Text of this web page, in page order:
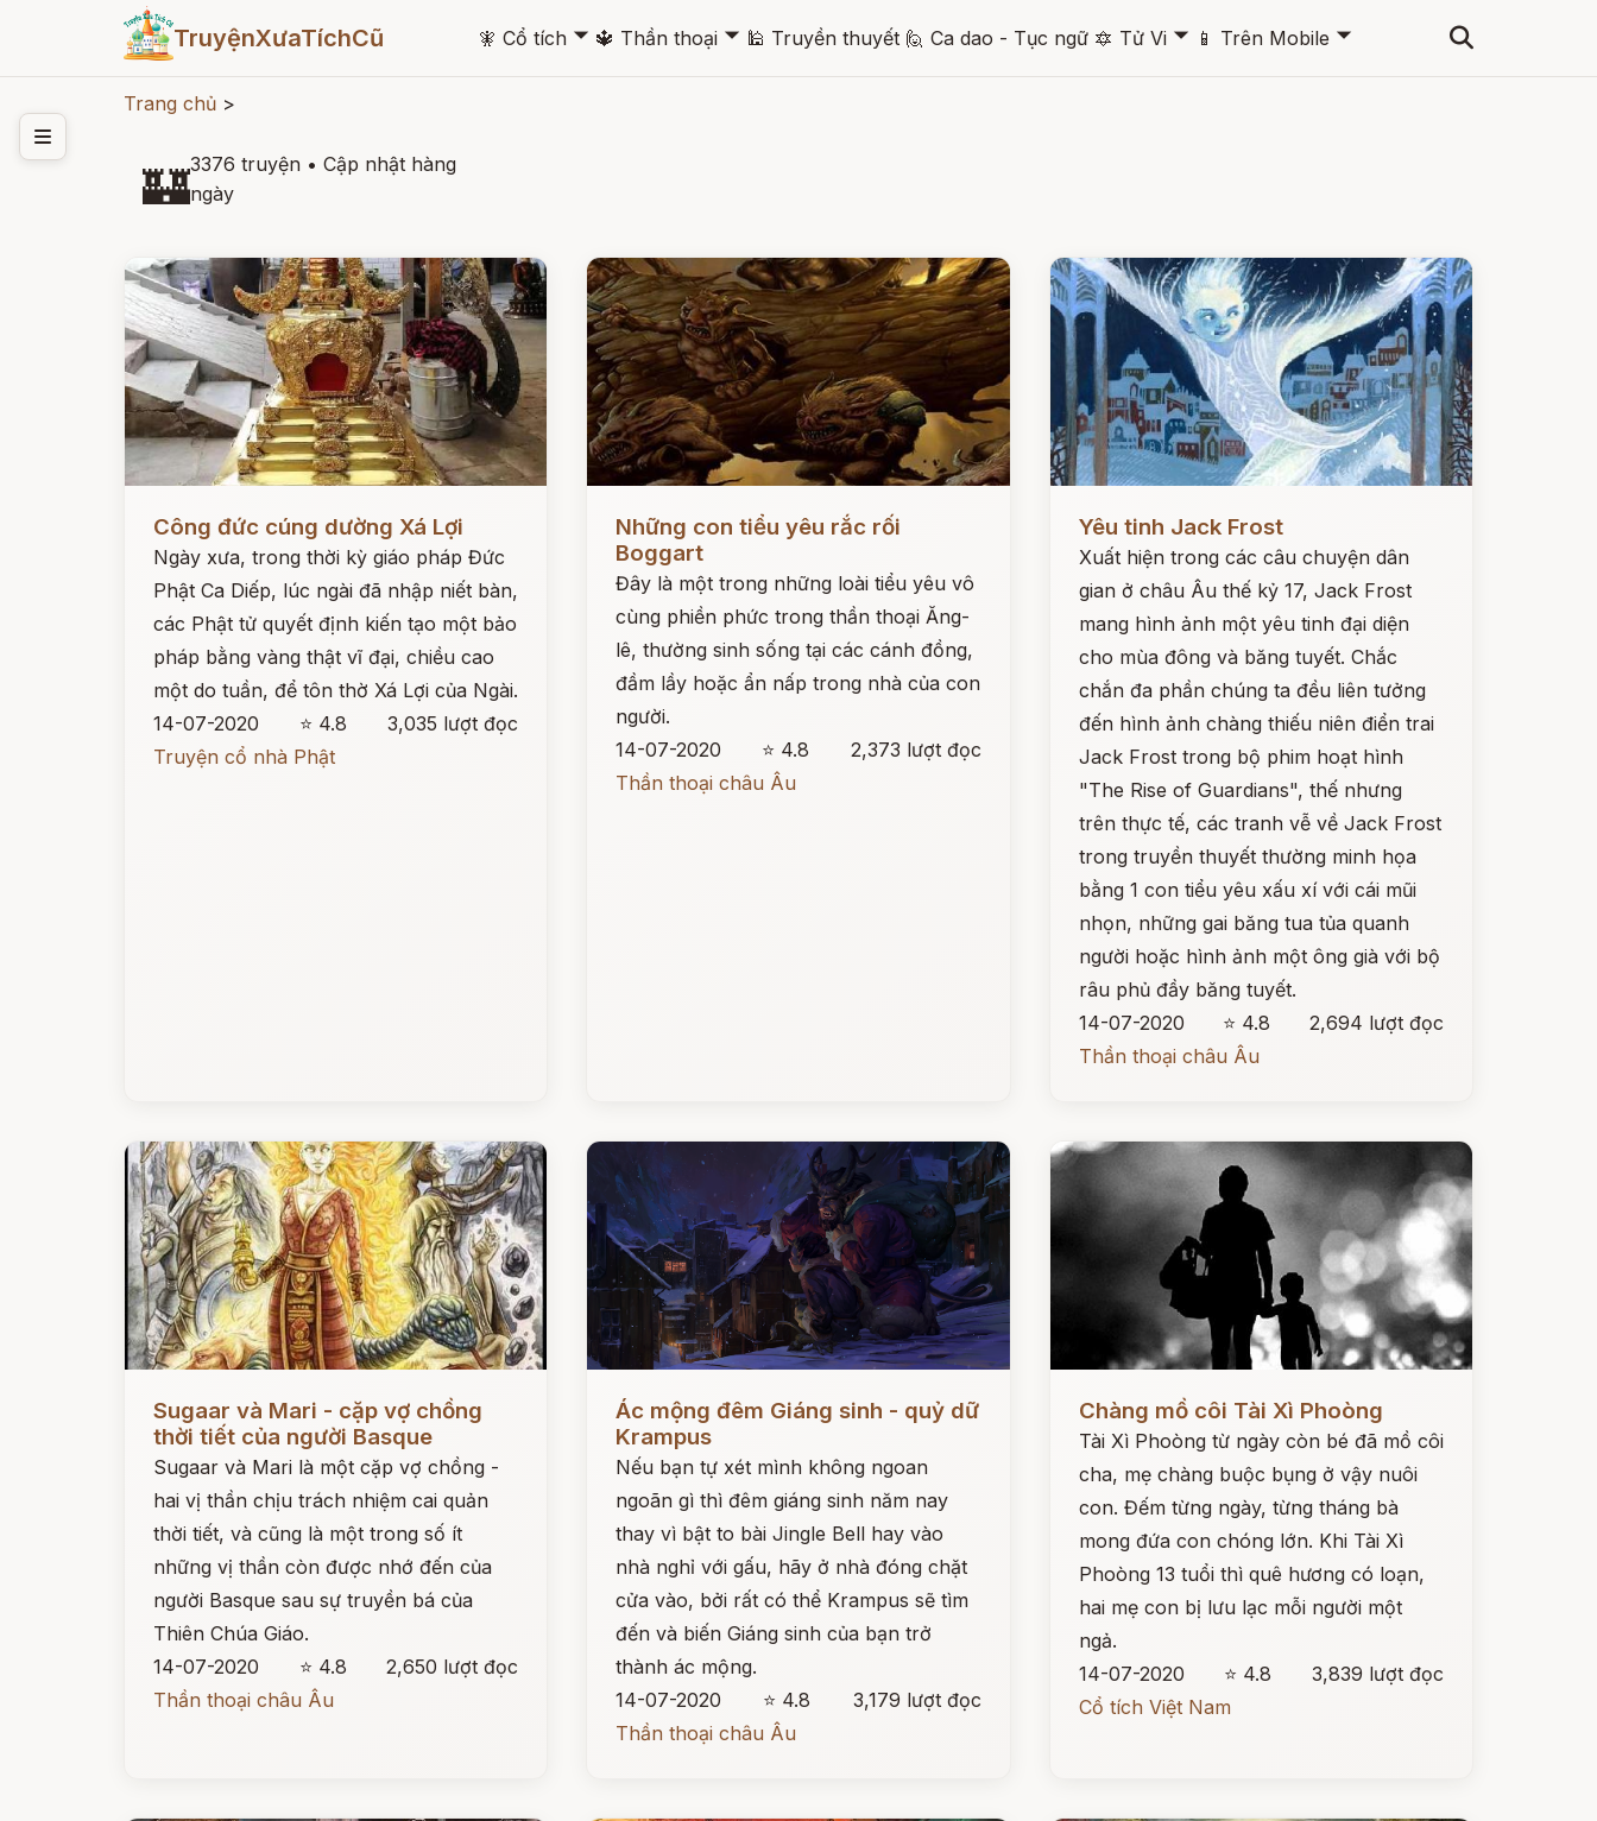
TruyệnXưaTíchCũ 🧚 Cổ tích 🞃 🔱 Thần thoại 🞃 🕌 Truyền thuyết 🙋 Ca dao - Tục ngữ 🔯 Tử Vi 🞃 📱 Trên Mobile 🞃
Trang chủ >
🏰3376 truyện • Cập nhật hàng
ngày
Công đức cúng dường Xá Lợi
Ngày xưa, trong thời kỳ giáo pháp Đức
Phật Ca Diếp, lúc ngài đã nhập niết bàn,
các Phật tử quyết định kiến tạo một bảo
pháp bằng vàng thật vĩ đại, chiều cao
một do tuần, để tôn thờ Xá Lợi của Ngài.
14-07-2020
⭐ 4.8
3,035 lượt đọc
Truyện cổ nhà Phật
Những con tiểu yêu rắc rối
Boggart
Đây là một trong những loài tiểu yêu vô
cùng phiền phức trong thần thoại Ăng-
lê, thường sinh sống tại các cánh đồng,
đầm lầy hoặc ẩn nấp trong nhà của con
người.
14-07-2020
⭐ 4.8
2,373 lượt đọc
Thần thoại châu Âu
Yêu tinh Jack Frost
Xuất hiện trong các câu chuyện dân
gian ở châu Âu thế kỷ 17, Jack Frost
mang hình ảnh một yêu tinh đại diện
cho mùa đông và băng tuyết. Chắc
chắn đa phần chúng ta đều liên tưởng
đến hình ảnh chàng thiếu niên điển trai
Jack Frost trong bộ phim hoạt hình
"The Rise of Guardians", thế nhưng
trên thực tế, các tranh vễ về Jack Frost
trong truyền thuyết thường minh họa
bằng 1 con tiểu yêu xấu xí với cái mũi
nhọn, những gai băng tua tủa quanh
người hoặc hình ảnh một ông già với bộ
râu phủ đầy băng tuyết.
14-07-2020
⭐ 4.8
2,694 lượt đọc
Thần thoại châu Âu
Sugaar và Mari - cặp vợ chồng
thời tiết của người Basque
Sugaar và Mari là một cặp vợ chồng -
hai vị thần chịu trách nhiệm cai quản
thời tiết, và cũng là một trong số ít
những vị thần còn được nhớ đến của
người Basque sau sự truyền bá của
Thiên Chúa Giáo.
14-07-2020
⭐ 4.8
2,650 lượt đọc
Thần thoại châu Âu
Đọc ngay
Ác mộng đêm Giáng sinh - quỷ dữ
Krampus
Nếu bạn tự xét mình không ngoan
ngoãn gì thì đêm giáng sinh năm nay
thay vì bật to bài Jingle Bell hay vào
nhà nghỉ với gấu, hãy ở nhà đóng chặt
cửa vào, bởi rất có thể Krampus sẽ tìm
đến và biến Giáng sinh của bạn trở
thành ác mộng.
14-07-2020
⭐ 4.8
3,179 lượt đọc
Thần thoại châu Âu
Chàng mồ côi Tài Xì Phoòng
Tài Xì Phoòng từ ngày còn bé đã mồ côi
cha, mẹ chàng buộc bụng ở vậy nuôi
con. Đếm từng ngày, từng tháng bà
mong đứa con chóng lớn. Khi Tài Xì
Phoòng 13 tuổi thì quê hương có loạn,
hai mẹ con bị lưu lạc mỗi người một
ngả.
14-07-2020
⭐ 4.8
3,839 lượt đọc
Cổ tích Việt Nam